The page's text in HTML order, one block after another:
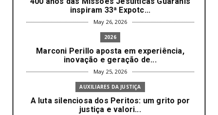
inspiram 33ª Expotc...
May 26, 2026
2026
Marconi Perillo aposta em experiência,
inovação e geração de...
May 25, 2026
AUXILIARES DA JUSTIÇA
A luta silenciosa dos Peritos: um grito por
justiça e valori...